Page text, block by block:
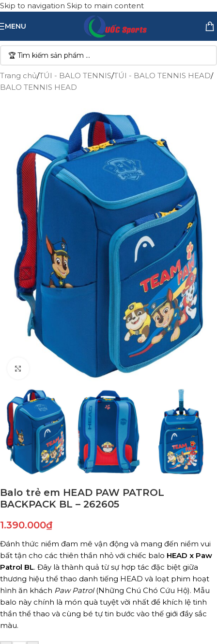
Skip to navigation Skip to main content
MENU
Trang chủ/TÚI - BALO TENNIS/TÚI - BALO TENNIS HEAD/
BALO TENNIS HEAD
Click to enlarge
Balo trẻ em HEAD PAW PATROL
BACKPACK BL – 262605
1.390.000₫
Đánh thức niềm đam mê vận động và mang đến niềm vui
bất tận cho các thiên thần nhỏ với chiếc balo HEAD x Paw
Patrol BL. Đây là thành quả từ sự hợp tác đặc biệt giữa
thương hiệu thể thao danh tiếng HEAD và loạt phim hoạt
hình ăn khách Paw Patrol(Những Chú Chó Cứu Hộ). Mẫu
balo này chính là món quà tuyệt vời nhất để khích lệ tinh
thần thể thao và cùng bé tự tin bước vào thế giới đầy sắc
màu.